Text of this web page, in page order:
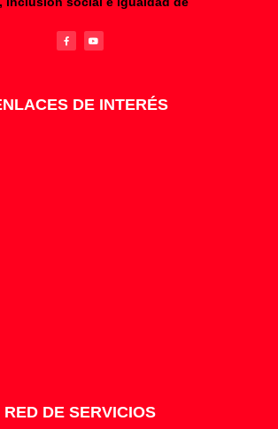
c
e
b
t
u
DE INTERÉS
RED DE SERVICIOS